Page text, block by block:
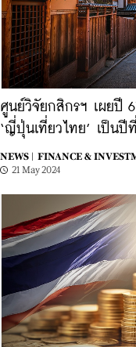
ศูนย์วิจัยกสิกรฯ เผยปี
‘ญี่ปุ่นเที่ยวไทย’ เป็นปี
NEWS |
FINANCE &
21 May 2024